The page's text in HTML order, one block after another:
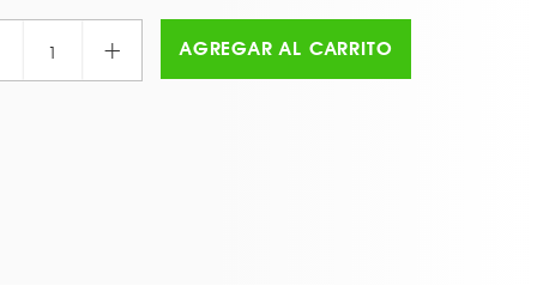
+ AGREGAR AL CARRITO